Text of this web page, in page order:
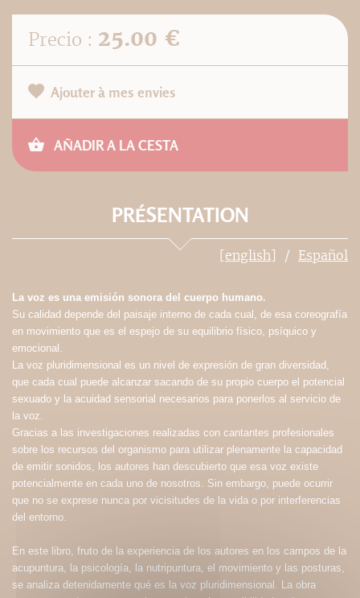
Precio : 25.00 €
Ajouter à mes envies
AÑADIR A LA CESTA
PRÉSENTATION
[english] Español
La voz es una emisión sonora del cuerpo humano.
Su calidad depende del paisaje interno de cada cual, de esa coreografía
en movimiento que es el espejo de su equilibrio físico, psíquico y
emocional.
La voz pluridimensional es un nivel de expresión de gran diversidad,
que cada cual puede alcanzar sacando de su propio cuerpo el potencial
sexuado y la acuidad sensorial necesarios para ponerlos al servicio de
la voz.
Gracias a las investigaciones realizadas con cantantes profesionales
sobre los recursos del organismo para utilizar plenamente la capacidad
de emitir sonidos, los autores han descubierto que esa voz existe
potencialmente en cada uno de nosotros. Sin embargo, puede ocurrir
que no se exprese nunca por vicisitudes de la vida o por interferencias
del entorno.
En este libro, fruto de la experiencia de los autores en los campos de la
acupuntura, la psicología, la nutripuntura, el movimiento y las posturas,
se analiza detenidamente qué es la voz pluridimensional. La obra